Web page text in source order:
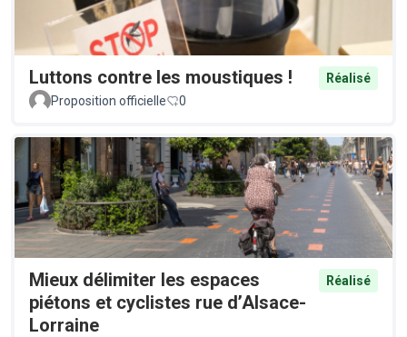
Luttons contre les moustiques !
Réalisé
Proposition officielle
0
Mieux délimiter les espaces
piétons et cyclistes rue d’Alsace-
Lorraine
Réalisé